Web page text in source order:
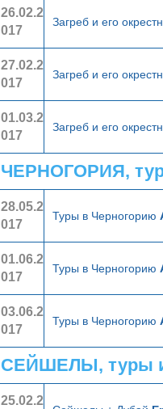
26.02.2
017
Загреб и его
27.02.2
017
Загреб и его
01.03.2
017
Загреб и его
ЧЕРНОГОРИЯ,
28.05.2
017
Туры в Черногорию
01.06.2
017
Туры в Черногорию
03.06.2
017
Туры в Черногорию
СЕЙШЕЛЫ, туры
25.02.2